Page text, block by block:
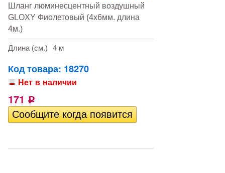
Шланг люминесцентный воздушный
GLOXY Фиолетовый (4х6мм. длина
4м.)
Длина (см.) 4 м
Код товара: 18270
Нет в наличии
171 Р